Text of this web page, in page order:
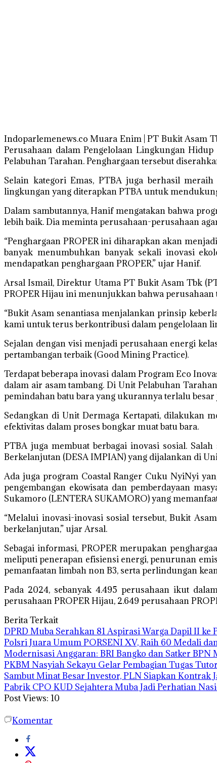
Indoparlemenews.co Muara Enim | PT Bukit Asam
Perusahaan dalam Pengelolaan Lingkungan
Pelabuhan Tarahan. Penghargaan tersebut
Selain kategori Emas, PTBA juga berhasil
lingkungan yang diterapkan PTBA untuk
Dalam sambutannya, Hanif mengatakan bahwa
lebih baik. Dia meminta perusahaan-perusahaan
“Penghargaan PROPER ini diharapkan akan
banyak menumbuhkan banyak sekali inovasi
mendapatkan penghargaan PROPER,” ujar Hanif.
Arsal Ismail, Direktur Utama PT Bukit Asam Tbk
PROPER Hijau ini menunjukkan bahwa
“Bukit Asam senantiasa menjalankan prinsip
kami untuk terus berkontribusi dalam pengelolaan
Sejalan dengan visi menjadi perusahaan energi
pertambangan terbaik (Good Mining Practice).
Terdapat beberapa inovasi dalam Program Eco
dalam air asam tambang. Di Unit Pelabuhan
pemindahan batu bara yang ukurannya terlalu
Sedangkan di Unit Dermaga Kertapati, dilakukan
efektivitas dalam proses bongkar muat batu bara.
PTBA juga membuat berbagai inovasi sosial.
Berkelanjutan (DESA IMPIAN) yang dijalankan di
Ada juga program Coastal Ranger Cuku NyiNyi
pengembangan ekowisata dan pemberdayaan
Sukamoro (LENTERA SUKAMORO) yang
“Melalui inovasi-inovasi sosial tersebut, Bukit
berkelanjutan,” ujar Arsal.
Sebagai informasi, PROPER merupakan
meliputi penerapan efisiensi energi, penurunan
pemanfaatan limbah non B3, serta perlindungan
Pada 2024, sebanyak 4.495 perusahaan ikut
perusahaan PROPER Hijau, 2.649 perusahaan
Berita Terkait
DPRD Muba Serahkan 81 Aspirasi Warga Dapil II
Polsri Juara Umum PORSENI XV, Raih 60 Medali
Modernisasi Anggaran: BRI Bangko dan Satker BPN
PKBM Nasyiah Sekayu Gelar Pembagian Tugas
Sambut Minat Besar Investor, PLN Siapkan Kontrak
Pabrik CPO KUD Sejahtera Muba Jadi Perhatian
Post Views: 10
Komentar